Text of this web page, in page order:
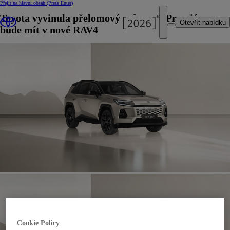
Přejít na hlavní obsah (Press Enter)
Otevřít nabídku
Toyota vyvinula přelomový software. Premiéru
bude mít v nové RAV4
Cookie Policy